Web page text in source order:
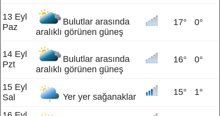
13 Eyl
Paz
Bulutlar arasında
aralıklı görünen güneş
17° 0°
14 Eyl
Pzt
Bulutlar arasında
aralıklı görünen güneş
16° 0°
15 Eyl
Sal
Yer yer sağanaklar 15° 1°